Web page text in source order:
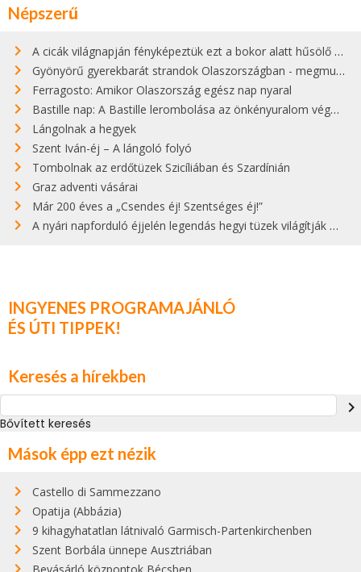
Népszerű
A cicák világnapján fényképeztük ezt a bokor alatt hűsölő cicát Kisorosziban
Gyönyörű gyerekbarát strandok Olaszországban - megmutatjuk a 15 legjobbat
Ferragosto: Amikor Olaszország egész nap nyaral
Bastille nap: A Bastille lerombolása az önkényuralom végét jelentette
Lángolnak a hegyek
Szent Iván-éj – A lángoló folyó
Tombolnak az erdőtüzek Szicíliában és Szardínián
Graz adventi vásárai
Már 200 éves a „Csendes éj! Szentséges éj!”
A nyári napforduló éjjelén legendás hegyi tüzek világítják meg Zugspitzét
INGYENES PROGRAMAJÁNLÓ
ÉS ÚTI TIPPEK!
Keresés a hírekben
navigate_next
Bővített keresés
Mások épp ezt nézik
Castello di Sammezzano
Opatija (Abbázia)
9 kihagyhatatlan látnivaló Garmisch-Partenkirchenben
Szent Borbála ünnepe Ausztriában
Bevásárló központok Bécsben